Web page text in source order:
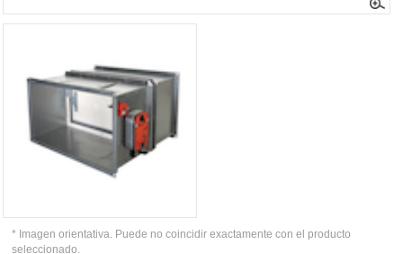
* Imagen orientativa. Puede no coincidir exactamente con el producto
seleccionado.